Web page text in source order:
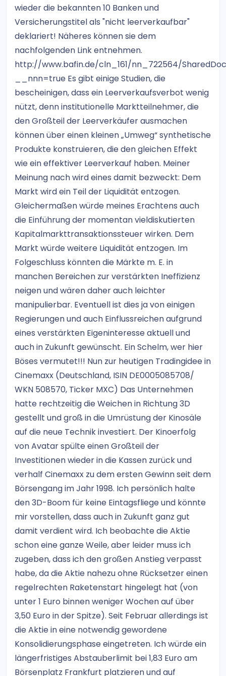
wieder die bekannten 10 Banken und
Versicherungstitel als "nicht leerverkaufbar"
deklariert! Näheres können sie dem
nachfolgenden Link entnehmen.
http://www.bafin.de/cln_161/nn_722564/
__nnn=true Es gibt einige Studien, die
bescheinigen, dass ein Leerverkaufsverbot wenig
nützt, denn institutionelle Marktteilnehmer, die
den Großteil der Leerverkäufer ausmachen
können über einen kleinen „Umweg“ synthetische
Produkte konstruieren, die den gleichen Effekt
wie ein effektiver Leerverkauf haben. Meiner
Meinung nach wird eines damit bezweckt: Dem
Markt wird ein Teil der Liquidität entzogen.
Gleichermaßen würde meines Erachtens auch
die Einführung der momentan vieldiskutierten
Kapitalmarkttransaktionssteuer wirken. Dem
Markt würde weitere Liquidität entzogen. Im
Folgeschluss könnten die Märkte m. E. in
manchen Bereichen zur verstärkten Ineffizienz
neigen und wären daher auch leichter
manipulierbar. Eventuell ist dies ja von einigen
Regierungen und auch Einflussreichen aufgrund
eines verstärkten Eigeninteresse aktuell und
auch in Zukunft gewünscht. Ein Schelm, wer hier
Böses vermutet!!! Nun zur heutigen Tradingidee in
Cinemaxx (Deutschland, ISIN DE0005085708/
WKN 508570, Ticker MXC) Das Unternehmen
hatte rechtzeitig die Weichen in Richtung 3D
gestellt und groß in die Umrüstung der Kinosäle
auf die neue Technik investiert. Der Kinoerfolg
von Avatar spülte einen Großteil der
Investitionen wieder in die Kassen zurück und
verhalf Cinemaxx zu dem ersten Gewinn seit dem
Börsengang im Jahr 1998. Ich persönlich halte
den 3D-Boom für keine Eintagsfliege und könnte
mir vorstellen, dass auch in Zukunft ganz gut
damit verdient wird. Ich beobachte die Aktie
schon eine ganze Weile, aber leider muss ich
zugeben, dass ich den großen Anstieg verpasst
habe, da die Aktie nahezu ohne Rücksetzer einen
regelrechten Raketenstart hingelegt hat (von
unter 1 Euro binnen weniger Wochen auf über
3,50 Euro in der Spitze). Seit Februar allerdings ist
die Aktie in eine notwendig gewordene
Konsolidierungsphase eingetreten. Ich würde ein
längerfristiges Abstauberlimit bei 1,83 Euro am
Börsenplatz Frankfurt platzieren und auf